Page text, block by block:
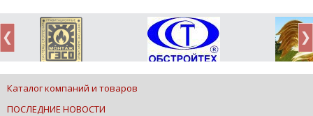
Каталог компаний и товаров
ПОСЛЕДНИЕ НОВОСТИ